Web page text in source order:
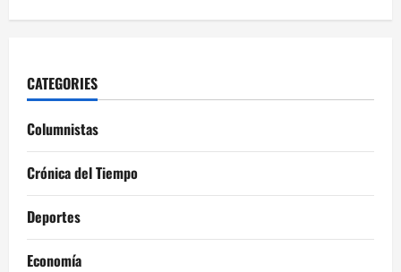
CATEGORIES
Columnistas
Crónica del Tiempo
Deportes
Economía